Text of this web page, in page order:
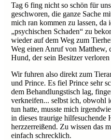
Tag 6 fing nicht so schön für
geschworen, die ganze Sache
mich ran kommen zu lassen, da
„psychischen Schaden“ zu
wieder auf dem Weg zum
Weg einen Anruf von Matthew,
Hund, der sein Besitzer
Wir fuhren also direkt zum
und Prince. Es fiel Prince sehr
dem Behandlungstisch lag,
verkneifen... selbst ich, obwohl
tun hatte, musste mich
in dieses traurige hilfesuchende
herzzerreißend. Zu wissen das
einfach schrecklich.